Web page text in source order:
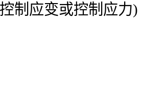
制应变或控制应力)